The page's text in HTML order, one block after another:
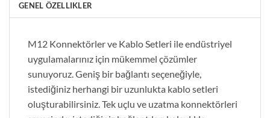
GENEL ÖZELLIKLER
M12 Konnektörler ve Kablo Setleri ile endüstriyel
uygulamalarınız için mükemmel çözümler
sunuyoruz. Geniş bir bağlantı seçeneğiyle,
istediğiniz herhangi bir uzunlukta kablo setleri
oluşturabilirsiniz. Tek uçlu ve uzatma konnektörleri